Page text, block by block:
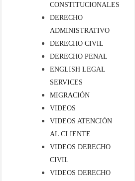
CONSTITUCIONALES
DERECHO
ADMINISTRATIVO
DERECHO CIVIL
DERECHO PENAL
ENGLISH LEGAL
SERVICES
MIGRACIÓN
VIDEOS
VIDEOS ATENCIÓN
AL CLIENTE
VIDEOS DERECHO
CIVIL
VIDEOS DERECHO